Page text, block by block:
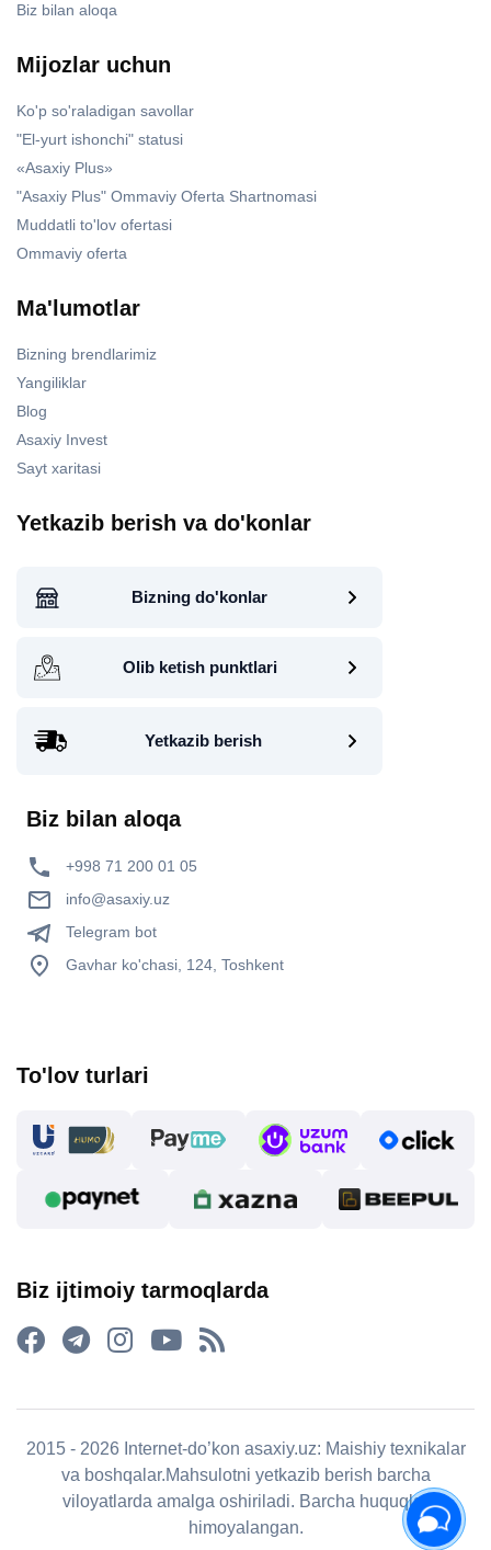
Biz bilan aloqa
Mijozlar uchun
Ko'p so'raladigan savollar
"El-yurt ishonchi" statusi
«Asaxiy Plus»
"Asaxiy Plus" Ommaviy Oferta Shartnomasi
Muddatli to'lov ofertasi
Ommaviy oferta
Ma'lumotlar
Bizning brendlarimiz
Yangiliklar
Blog
Asaxiy Invest
Sayt xaritasi
Yetkazib berish va do'konlar
Bizning do'konlar
Olib ketish punktlari
Yetkazib berish
Biz bilan aloqa
+998 71 200 01 05
info@asaxiy.uz
Telegram bot
Gavhar ko'chasi, 124, Toshkent
To'lov turlari
Biz ijtimoiy tarmoqlarda
2015 - 2026 Internet-do’kon asaxiy.uz: Maishiy texnikalar
va boshqalar.Mahsulotni yetkazib berish barcha
viloyatlarda amalga oshiriladi. Barcha huquqlar
himoyalangan.